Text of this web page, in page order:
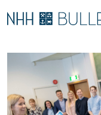
N
H
H
S
O
V
E
D
Ø
I
T
T
S
Stipendiater og
Disputaser
Ekspertutvalg